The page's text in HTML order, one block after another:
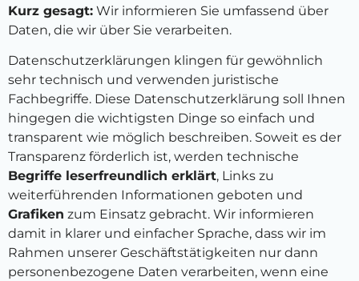
Kurz gesagt: Wir informieren Sie umfassend über
Daten, die wir über Sie verarbeiten.
Datenschutzerklärungen klingen für gewöhnlich
sehr technisch und verwenden juristische
Fachbegriffe. Diese Datenschutzerklärung soll Ihnen
hingegen die wichtigsten Dinge so einfach und
transparent wie möglich beschreiben. Soweit es der
Transparenz förderlich ist, werden technische
Begriffe leserfreundlich erklärt, Links zu
weiterführenden Informationen geboten und
Grafiken zum Einsatz gebracht. Wir informieren
damit in klarer und einfacher Sprache, dass wir im
Rahmen unserer Geschäftstätigkeiten nur dann
personenbezogene Daten verarbeiten, wenn eine